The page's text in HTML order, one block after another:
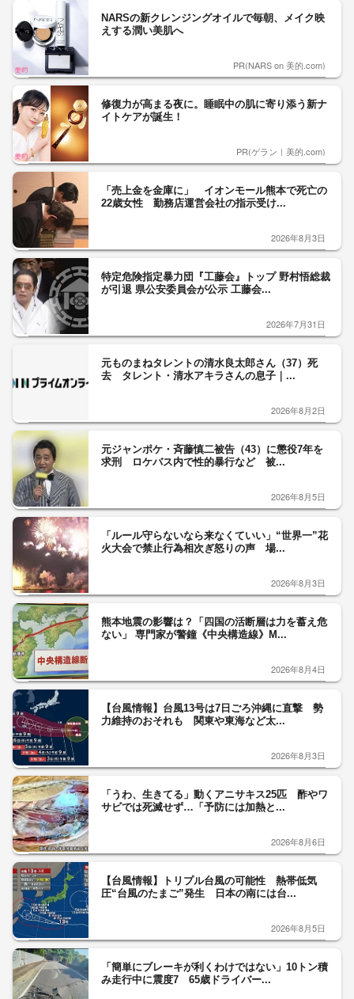
NARSの新クレンジングオイルで毎朝、メイク映
えする潤い美肌へ
PR(NARS on 美的.com)
修復力が高まる夜に。睡眠中の肌に寄り添う新ナ
イトケアが誕生！
PR(ゲラン｜美的.com)
「売上金を金庫に」 イオンモール熊本で死亡の
22歳女性 勤務店運営会社の指示受け...
2026年8月3日
特定危険指定暴力団『工藤会』トップ 野村悟総裁
が引退 県公安委員会が公示 工藤会...
2026年7月31日
元ものまねタレントの清水良太郎さん（37）死
去 タレント・清水アキラさんの息子｜...
2026年8月2日
元ジャンポケ・斉藤慎二被告（43）に懲役7年を
求刑 ロケバス内で性的暴行など 被...
2026年8月5日
「ルール守らないなら来なくていい」“世界一”花
火大会で禁止行為相次ぎ怒りの声 場...
2026年8月3日
熊本地震の影響は？「四国の活断層は力を蓄え危
ない」 専門家が警鐘《中央構造線》M...
2026年8月4日
【台風情報】台風13号は7日ごろ沖縄に直撃 勢
力維持のおそれも 関東や東海など太...
2026年8月3日
「うわ、生きてる」動くアニサキス25匹 酢やワ
サビでは死滅せず…「予防には加熱と...
2026年8月6日
【台風情報】トリプル台風の可能性 熱帯低気
圧“台風のたまご”発生 日本の南には台...
2026年8月5日
「簡単にブレーキが利くわけではない」10トン積
み走行中に震度7 65歳ドライバー...